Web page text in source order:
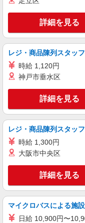
鉄名
線を
キープ
正社員
社名非公開/オフィスワー
【
りま
宅か
キープ
パーソルエクセルHRパ
部内
時
愛
詳細を見る
レジ・商品陳列スタッフ
時給 1,120円
神戸市垂水区
詳細を見る
レジ・商品陳列スタッフ
時給 1,300円
大阪市中央区
詳細を見る
マイクロバスによる施
日給 10,900円〜